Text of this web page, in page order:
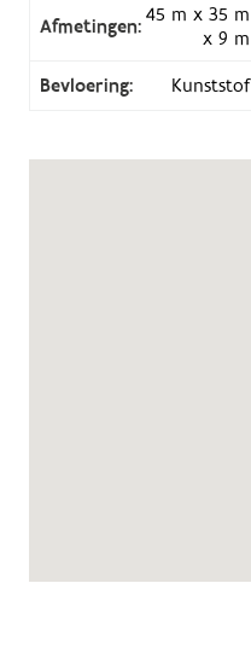
Afmetingen: 45 m x 35 m
x 9 m
Bevloering: Kunststof